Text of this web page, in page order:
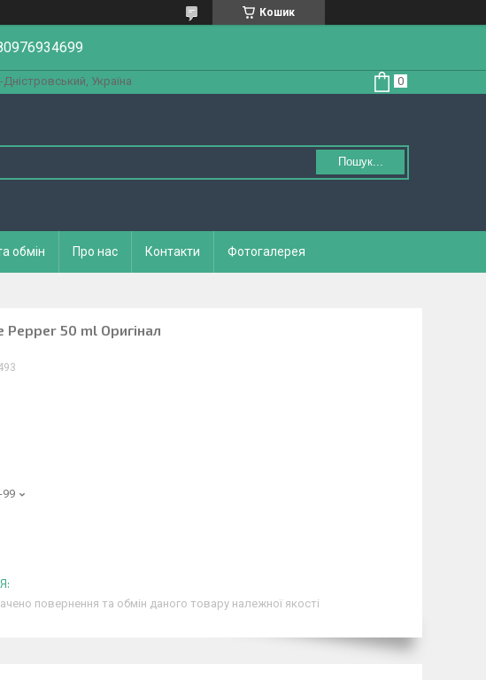
Кошик
Україна
Пошук...
обмін Про нас Контакти Фотогалерея
50 ml Оригінал
99
повернення та обмін даного товару належної якості